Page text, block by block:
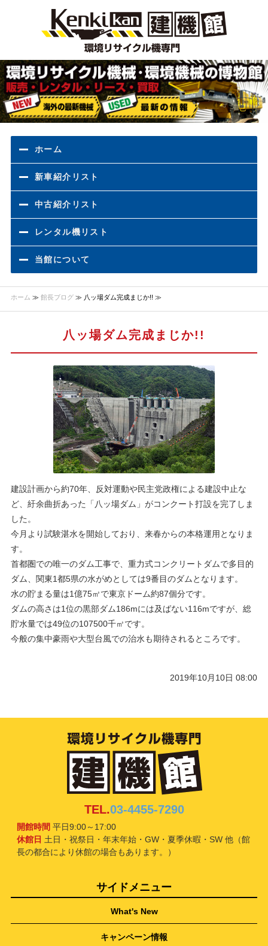
ホーム
新車紹介リスト
中古紹介リスト
レンタル機リスト
当館について
ホーム ≫ 館長ブログ≫ 八ッ場ダム完成まじか!! ≫
八ッ場ダム完成まじか!!
建設計画から約70年、反対運動や民主党政権による建設中止な
ど、紆余曲折あった「八ッ場ダム」がコンクート打設を完了しま
した。
今月より試験湛水を開始しており、来春からの本格運用となりま
す。
首都圏での唯一のダム工事で、重力式コンクリートダムで多目的
ダム、関東1都5県の水がめとしては9番目のダムとなります。
水の貯まる量は1億75㎥で東京ドーム約87個分です。
ダムの高さは1位の黒部ダム186mには及ばない116mですが、総
貯水量では49位の107500千㎥です。
今般の集中豪雨や大型台風での治水も期待されるところです。
2019年10月10日 08:00
TEL.03-4455-7290
開館時間 平日9:00～17:00
休館日 土日・祝祭日・年末年始・GW・夏季休暇・SW 他（館
長の都合により休館の場合もあります。）
サイドメニュー
What's New
キャンペーン情報